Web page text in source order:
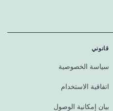
قانوني
سياسة الخصوصية
اتفاقية الاستخدام
بيان إمكانية الوصول